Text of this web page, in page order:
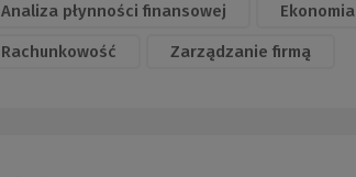
Analiza płynności finansowej Ekonomia
Rachunkowość Zarządzanie firmą